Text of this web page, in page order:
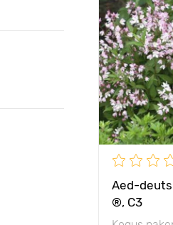
Aed-
®, С3
Taime
Type pots
Taimede
Päikseline,
poolvarjuline